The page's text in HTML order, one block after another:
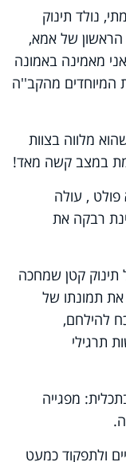
נולד תינוק
של אמא,
מאמינה באמונה
המיוחדים מהקב''ה
מלווה בצוות
במצב קשה מאד!
פולט , עולה
רבקה את
תינוק קטן שמחכה
את תמונתו של
להילחם,
תרגילי
שונות בתכלית: מפגייה
ולתפקוד כמעט